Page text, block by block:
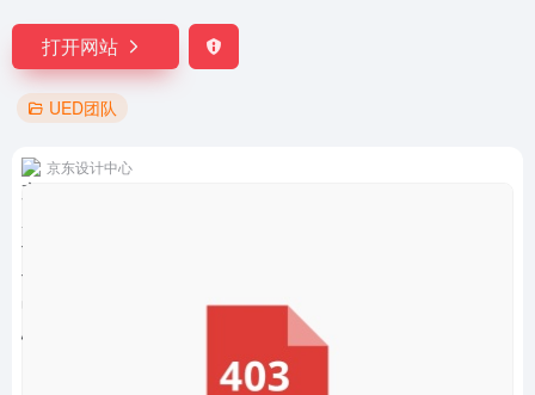
打开网站
UED团队
京东设计中心